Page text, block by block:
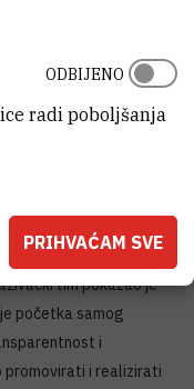
radova. Četiri
je sa svojim
Anticom Čulinom,
u znanstvenom
tim pokazao je
početka samog
i
promovirati i realizirati
radi poboljšanja
ODBIJENO
PRIHVAĆAM SVE